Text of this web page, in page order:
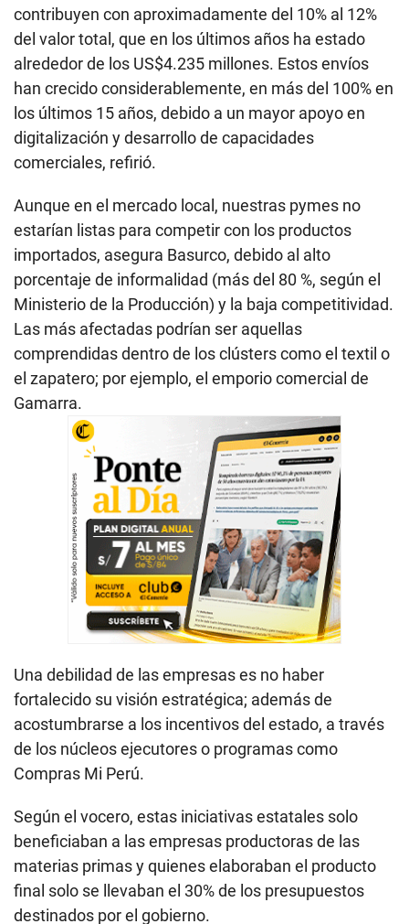
contribuyen con aproximadamente del 10% al 12%
del valor total, que en los últimos años ha estado
alrededor de los US$4.235 millones. Estos envíos
han crecido considerablemente, en más del 100% en
los últimos 15 años, debido a un mayor apoyo en
digitalización y desarrollo de capacidades
comerciales, refirió.
Aunque en el mercado local, nuestras pymes no
estarían listas para competir con los productos
importados, asegura Basurco, debido al alto
porcentaje de informalidad (más del 80 %, según el
Ministerio de la Producción) y la baja competitividad.
Las más afectadas podrían ser aquellas
comprendidas dentro de los clústers como el textil o
el zapatero; por ejemplo, el emporio comercial de
Gamarra.
Una debilidad de las empresas es no haber
fortalecido su visión estratégica; además de
acostumbrarse a los incentivos del estado, a través
de los núcleos ejecutores o programas como
Compras Mi Perú.
Según el vocero, estas iniciativas estatales solo
beneficiaban a las empresas productoras de las
materias primas y quienes elaboraban el producto
final solo se llevaban el 30% de los presupuestos
destinados por el gobierno.